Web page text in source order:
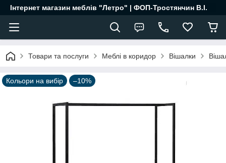
Інтернет магазин меблів "Летро" | ФОП-Тростянчин В.І.
Товари та послуги Меблі в коридор Вішалки
Кольори на вибір –10%